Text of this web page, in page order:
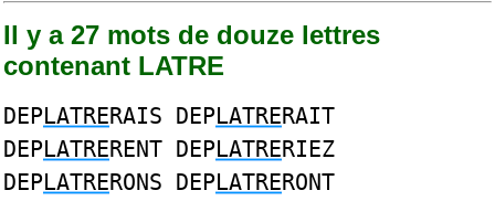
Il y a 27 mots de douze lettres
contenant LATRE
DEPLATRERAIS DEPLATRERAIT
DEPLATRERENT DEPLATRERIEZ
DEPLATRERONS DEPLATRERONT